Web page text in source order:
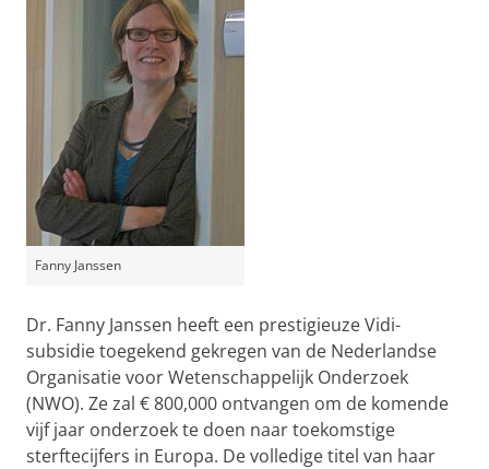
Fanny Janssen
Dr. Fanny Janssen heeft een prestigieuze Vidi-
subsidie toegekend gekregen van de Nederlandse
Organisatie voor Wetenschappelijk Onderzoek
(NWO). Ze zal € 800,000 ontvangen om de komende
vijf jaar onderzoek te doen naar toekomstige
sterftecijfers in Europa. De volledige titel van haar